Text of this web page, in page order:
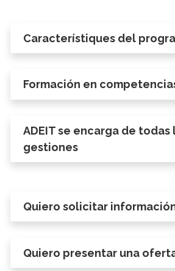
Característiques del
Formación en
ADEIT se encarga de todas
gestiones
Quiero solicitar
Quiero presentar una